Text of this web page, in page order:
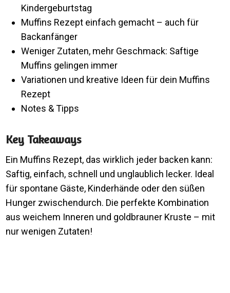
Kindergeburtstag
Muffins Rezept einfach gemacht – auch für
Backanfänger
Weniger Zutaten, mehr Geschmack: Saftige
Muffins gelingen immer
Variationen und kreative Ideen für dein Muffins
Rezept
Notes & Tipps
Key Takeaways
Ein Muffins Rezept, das wirklich jeder backen kann:
Saftig, einfach, schnell und unglaublich lecker. Ideal
für spontane Gäste, Kinderhände oder den süßen
Hunger zwischendurch. Die perfekte Kombination
aus weichem Inneren und goldbrauner Kruste – mit
nur wenigen Zutaten!